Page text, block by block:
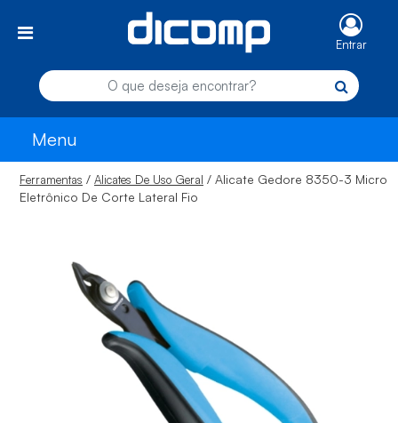
Entrar
Menu
Ferramentas / Alicates De Uso Geral / Alicate Gedore 8350-3 Micro
Eletrônico De Corte Lateral Fio